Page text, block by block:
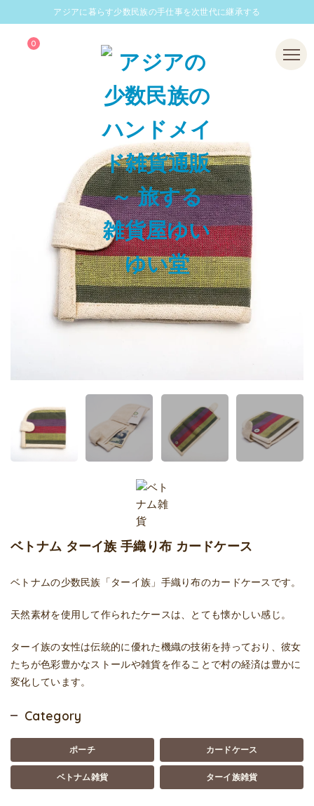
アジアに暮らす少数民族の手仕事を次世代に継承する
0 Menu
ベトナム ターイ族 手織り布 カードケース
ベトナムの少数民族「ターイ族」手織り布のカードケースです。
天然素材を使用して作られたケースは、とても懐かしい感じ。
ターイ族の女性は伝統的に優れた機織の技術を持っており、彼女
たちが色彩豊かなストールや雑貨を作ることで村の経済は豊かに
変化しています。
Category
ポーチ カードケース
ベトナム雑貨 ターイ族雑貨